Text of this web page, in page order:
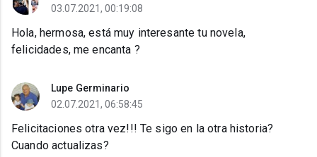
03.07.2021, 00:19:08
Hola, hermosa, está muy interesante tu novela,
felicidades, me encanta ?
Lupe Germinario
02.07.2021, 06:58:45
Felicitaciones otra vez!!! Te sigo en la otra historia?
Cuando actualizas?